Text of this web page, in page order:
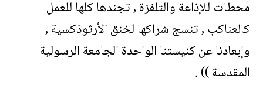
محطات للإذاعة والتلفزة , تجندها كلها للعمل
كالعناكب , تنسج شراكها لخنق الأرثوذكسية ,
وإبعادنا عن كنيستنا الواحدة الجامعة الرسولية
المقدسة )) .